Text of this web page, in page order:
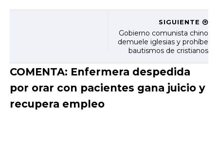
SIGUIENTE
Gobierno comunista chino
demuele iglesias y prohíbe
bautismos de cristianos
COMENTA: Enfermera despedida
por orar con pacientes gana juicio y
recupera empleo